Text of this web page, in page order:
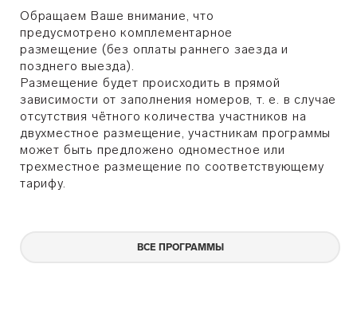
Обращаем Ваше внимание, что
предусмотрено комплементарное
размещение (без оплаты раннего заезда и
позднего выезда).
Размещение будет происходить в прямой
зависимости от заполнения номеров, т. е. в случае
отсутствия чётного количества участников на
двухместное размещение, участникам программы
может быть предложено одноместное или
трехместное размещение по соответствующему
тарифу.
ВСЕ ПРОГРАММЫ